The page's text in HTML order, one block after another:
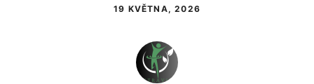
19 KVĚTNA, 2026